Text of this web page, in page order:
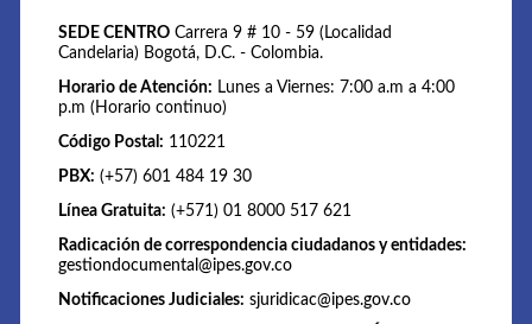
SEDE CENTRO Carrera 9 # 10 - 59 (Localidad
Candelaria) Bogotá, D.C. - Colombia.
Horario de Atención: Lunes a Viernes: 7:00 a.m a 4:00
p.m (Horario continuo)
Código Postal: 110221
PBX: (+57) 601 484 19 30
Línea Gratuita: (+571) 01 8000 517 621
Radicación de correspondencia ciudadanos y entidades:
gestiondocumental@ipes.gov.co
Notificaciones Judiciales: sjuridicac@ipes.gov.co